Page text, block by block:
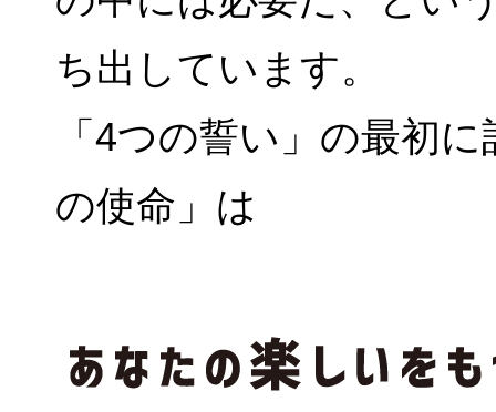
ち出しています。
「4つの誓い」の最初
の使命」は